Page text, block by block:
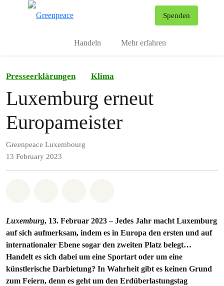
Spenden
Handeln Mehr erfahren
Presseerklärungen Klima
Luxemburg erneut
Europameister
Greenpeace Luxembourg
13 February 2023
Luxemburg, 13. Februar 2023 – Jedes Jahr macht Luxemburg
auf sich aufmerksam, indem es in Europa den ersten und auf
internationaler Ebene sogar den zweiten Platz belegt…
Handelt es sich dabei um eine Sportart oder um eine
künstlerische Darbietung? In Wahrheit gibt es keinen Grund
zum Feiern, denn es geht um den Erdüberlastungstag